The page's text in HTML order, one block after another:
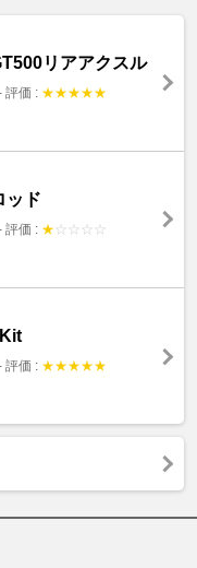
リアアクスル
評価 : ★★★★★
ッド
評価 : ★ ☆ ☆ ☆ ☆
評価 : ★★★★★